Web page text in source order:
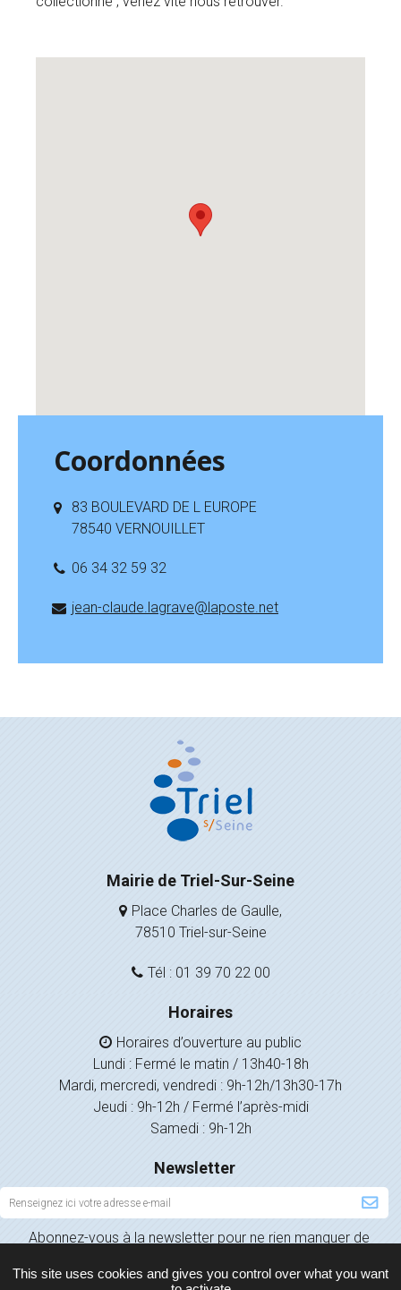
Coordonnées
83 BOULEVARD DE L EUROPE
78540 VERNOUILLET
06 34 32 59 32
jean-claude.lagrave@laposte.net
Mairie de Triel-Sur-Seine
Place Charles de Gaulle,
78510 Triel-sur-Seine
Tél : 01 39 70 22 00
Horaires
Horaires d’ouverture au public
Lundi : Fermé le matin / 13h40-18h
Mardi, mercredi, vendredi : 9h-12h/13h30-17h
Jeudi : 9h-12h / Fermé l’après-midi
Samedi : 9h-12h
Newsletter
Inscription
à
la
Abonnez-vous à la newsletter pour ne rien manquer de
This site uses cookies and gives you control over what you want